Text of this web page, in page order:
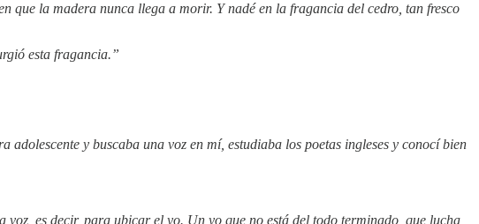
que la madera nunca llega a morir. Y nadé en la fragancia del cedro, tan fresco
esta fragancia.”
y buscaba una voz en mí, estudiaba los poetas ingleses y conocí bien
es decir, para ubicar el yo. Un yo que no está del todo terminado, que lucha